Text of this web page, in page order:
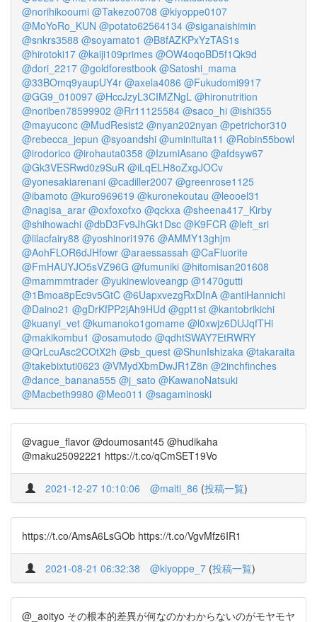
@norihikooumi @Takezo0708 @kiyoppe0107
@MoYoRo_KUN @potato62564134 @siganaishimin
@snkrs3588 @soyamato1 @B8fAZKPxYzTAS1s
@hirotoki17 @kaiji109primes @OW4oqoBD5f1Qk9d
@dori_2217 @goldforestbook @Satoshi_mama
@33BOmq9yaupUY4r @axela4086 @Fukudomi9917
@GG9_010097 @HccJzyL3CIMZNgL @hironutrition
@noriben78599902 @Rr11125584 @saco_hi @ishi355
@mayuconc @MudResist2 @nyan202nyan @petrichor310
@rebecca_jepun @syoandshi @uminituita11 @Robin55bowl
@irodorico @irohauta0358 @IzumiAsano @afdsyw67
@Gk3VESRwd0z9SuR @iLqELH8oZxgJOCv
@yonesakiarenani @cadiller2007 @greenrose1125
@ibamoto @kuro969619 @kuronekoutau @leooel31
@nagisa_arar @oxfoxofxo @qckxa @sheena417_Kirby
@shihowachi @dbD3Fv9JhGk1Dsc @K9FCR @left_sri
@lilacfairy88 @yoshinori1976 @AMMY13ghjm
@AohFLOR6dJHfowr @araessassah @CaFluorite
@FmHAUYJO5sVZ96G @fumuniki @hitomisan201608
@mammmtrader @yukinewloveangp @1470gutti
@1Bmoa8pEc9v5GtC @6UapxvezgRxDInA @antiHannichi
@Daino21 @gDrKfPP2jAh9HUd @gpt1st @kantobrikichi
@kuanyi_vet @kumanoko1gomame @l0xwjz6DUJqfTHi
@makikombu1 @osamutodo @qdhtSWAY7EtRWRY
@QrLcuAsc2COtX2h @sb_quest @ShunIshizaka @takaraita
@takebixtuti0623 @VMydXbmDwJR1Z8n @2inchfinches
@dance_banana555 @j_sato @KawanoNatsuki
@Macbeth9980 @Meo011 @sagaminoski
@vague_flavor @doumosant45 @hudikaha
@maku25092221 https://t.co/qCmSET19Vo
2021-12-27 10:10:06 @maiti_86 (投稿一覧)
https://t.co/AmsA6LsGOb https://t.co/VgvMfz6IR1
2021-08-21 06:32:38 @kiyoppe_7 (投稿一覧)
@_aoityo その根本的差異が何なのかわからないのがモヤモヤ